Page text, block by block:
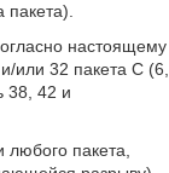
настоящему
или 32 пакета С (6,
38, 42 и
любого пакета,